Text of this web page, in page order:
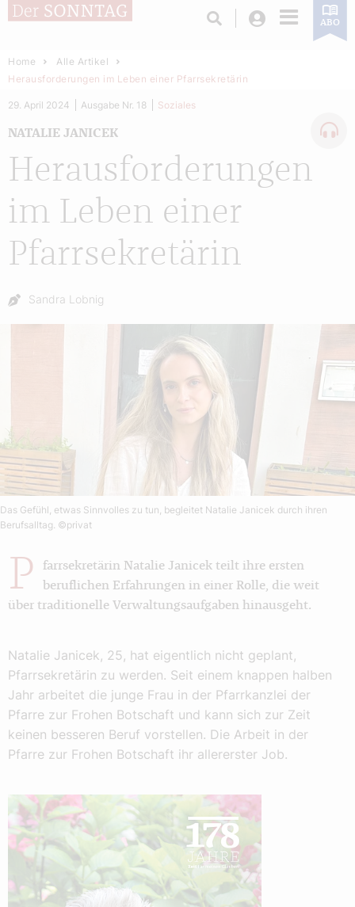
Login ABO
Home
Alle Artikel
Herausforderungen im Leben einer Pfarrsekretärin
Herausforderungen
im Leben einer
Pfarrsekretärin
NATALIE JANICEK
29. April 2024 Ausgabe Nr. 18 Soziales
Autor:
Sandra Lobnig
Das Gefühl, etwas Sinnvolles zu tun, begleitet Natalie Janicek durch ihren
Berufsalltag. ©privat
P
farrsekretärin Natalie Janicek teilt ihre ersten
beruflichen Erfahrungen in einer Rolle, die weit
über traditionelle Verwaltungsaufgaben hinausgeht.
Natalie Janicek, 25, hat eigentlich nicht geplant,
Pfarrsekretärin zu werden. Seit einem knappen halben
Jahr arbeitet die junge Frau in der Pfarrkanzlei der
Pfarre zur Frohen Botschaft und kann sich zur Zeit
keinen besseren Beruf vorstellen. Die Arbeit in der
Pfarre zur Frohen Botschaft ihr allererster Job.